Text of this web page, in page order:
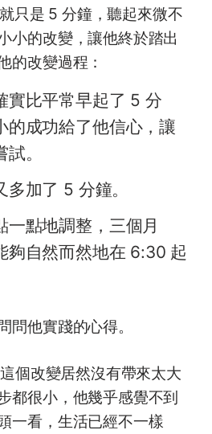
只是 5 分鐘，聽起來微不
小的改變，讓他終於踏出
的改變過程：
實比平常早起了 5 分
的成功給了他信心，讓
。
加了 5 分鐘。
一點地調整，三個月
夠自然而然地在 6:30 起
問他實踐的心得。
個改變居然沒有帶來太大
都很小，他幾乎感覺不到
一看，生活已經不一樣